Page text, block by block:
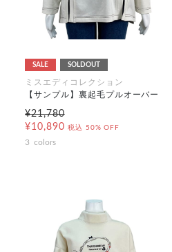
SALE SOLDOUT
ミスエディコレクション
【サンプル】裏起毛プルオーバー
¥21,780
¥10,890 税込 50% OFF
3 colors